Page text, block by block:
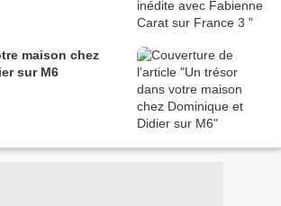
maison chez
sur M6